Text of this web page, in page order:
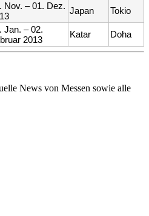
Nov. – 01. Dez. Japan Tokio
Jan. – 02.
2013
Katar Doha
News von Messen sowie alle